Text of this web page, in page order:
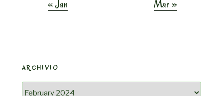
« Jan
Mar »
ARCHIVIO
Archivio